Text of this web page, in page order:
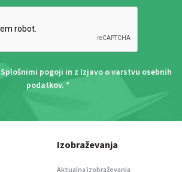
Splošnimi pogoji in z Izjavo o varstvu osebnih
podatkov. *
Izobraževanja
Aktualna izobraževanja